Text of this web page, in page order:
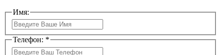
Имя:
Телефон: *